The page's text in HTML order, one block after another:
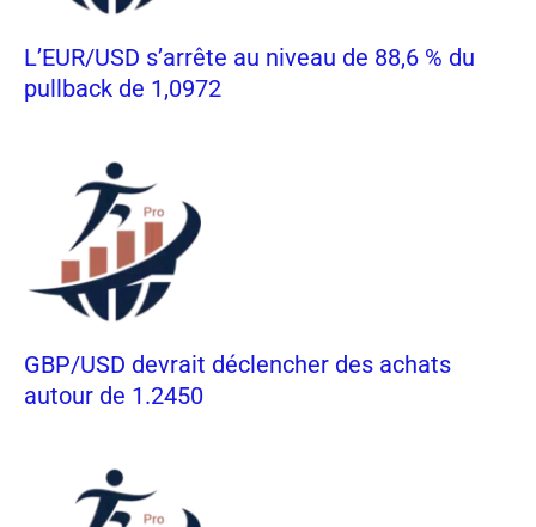
L’EUR/USD s’arrête au niveau de 88,6 % du
pullback de 1,0972
GBP/USD devrait déclencher des achats
autour de 1.2450